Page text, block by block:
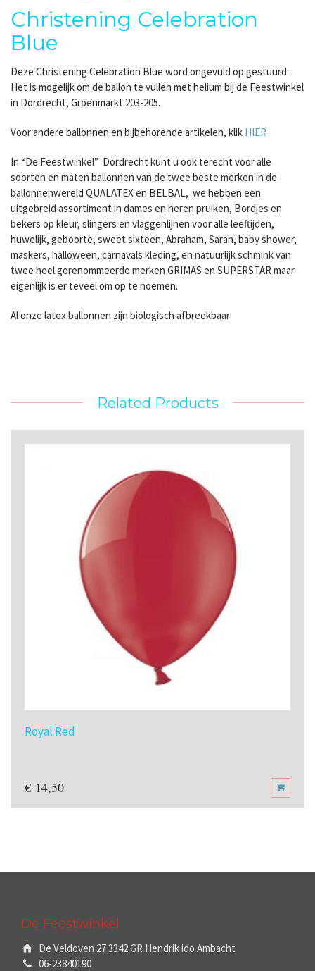
Christening Celebration
Blue
Deze Christening Celebration Blue word ongevuld op gestuurd.
Het is mogelijk om de ballon te vullen met helium bij de Feestwinkel
in Dordrecht, Groenmarkt 203-205.
Voor andere ballonnen en bijbehorende artikelen, klik HIER
In “De Feestwinkel” Dordrecht kunt u ook terecht voor alle
soorten en maten ballonnen van de twee beste merken in de
ballonnenwereld QUALATEX en BELBAL, we hebben een
uitgebreid assortiment in dames en heren pruiken, Bordjes en
bekers op kleur, slingers en vlaggenlijnen voor alle leeftijden,
huwelijk, geboorte, sweet sixteen, Abraham, Sarah, baby shower,
maskers, halloween, carnavals kleding, en natuurlijk schmink van
twee heel gerenommeerde merken GRIMAS en SUPERSTAR maar
eigenlijk is er teveel om op te noemen.
Al onze latex ballonnen zijn biologisch afbreekbaar
Related Products
Royal Red
€ 14,50
De Feestwinkel
De Veldoven 27 3342 GR Hendrik ido Ambacht
06-23840190